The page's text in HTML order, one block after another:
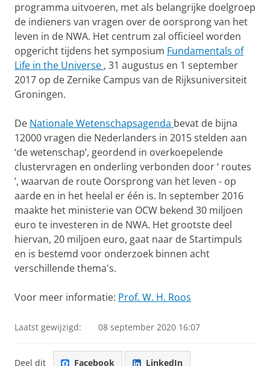
programma uitvoeren, met als belangrijke doelgroep
de indieners van vragen over de oorsprong van het
leven in de NWA. Het centrum zal officieel worden
opgericht tijdens het symposium Fundamentals of
Life in the Universe , 31 augustus en 1 september
2017 op de Zernike Campus van de Rijksuniversiteit
Groningen.
De Nationale Wetenschapsagenda bevat de bijna
12000 vragen die Nederlanders in 2015 stelden aan
‘de wetenschap’, geordend in overkoepelende
clustervragen en onderling verbonden door ‘ routes
’, waarvan de route Oorsprong van het leven - op
aarde en in het heelal er één is. In september 2016
maakte het ministerie van OCW bekend 30 miljoen
euro te investeren in de NWA. Het grootste deel
hiervan, 20 miljoen euro, gaat naar de Startimpuls
en is bestemd voor onderzoek binnen acht
verschillende thema's.
Voor meer informatie: Prof. W. H. Roos
Laatst gewijzigd: 08 september 2020 16:07
Deel dit Facebook LinkedIn